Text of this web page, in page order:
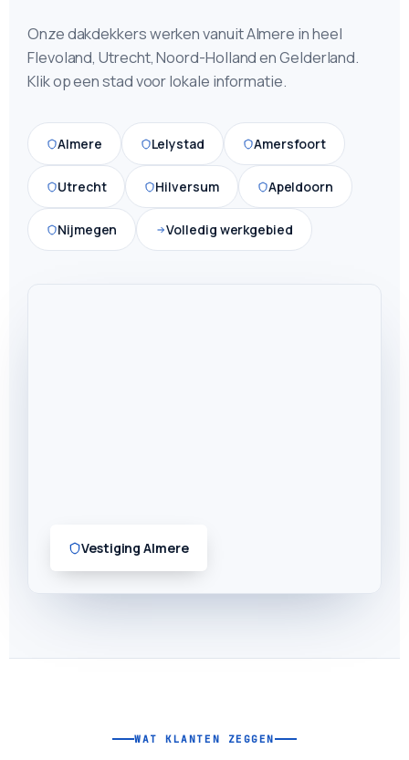
Onze dakdekkers werken vanuit Almere in heel
Flevoland, Utrecht, Noord-Holland en Gelderland.
Klik op een stad voor lokale informatie.
Almere Lelystad Amersfoort
Utrecht Hilversum Apeldoorn
Nijmegen Volledig werkgebied
Vestiging Almere
WAT KLANTEN ZEGGEN